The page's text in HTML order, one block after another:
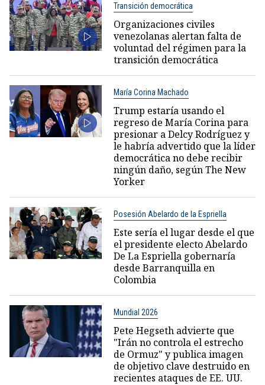
Transición democrática
Organizaciones civiles
venezolanas alertan falta de
voluntad del régimen para la
transición democrática
María Corina Machado
Trump estaría usando el
regreso de María Corina para
presionar a Delcy Rodríguez y
le habría advertido que la líder
democrática no debe recibir
ningún daño, según The New
Yorker
Posesión Abelardo de la Espriella
Este sería el lugar desde el que
el presidente electo Abelardo
De La Espriella gobernaría
desde Barranquilla en
Colombia
Mundial 2026
Pete Hegseth advierte que
"Irán no controla el estrecho
de Ormuz" y publica imagen
de objetivo clave destruido en
recientes ataques de EE. UU.